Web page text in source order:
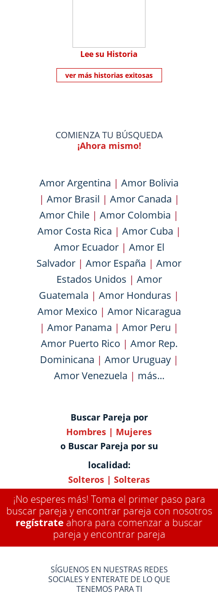
Lee su Historia
ver más historias exitosas
COMIENZA TU BÚSQUEDA
¡Ahora mismo!
Amor Argentina | Amor Bolivia
| Amor Brasil | Amor Canada |
Amor Chile | Amor Colombia |
Amor Costa Rica | Amor Cuba |
Amor Ecuador| Amor El
Salvador | Amor España | Amor
Estados Unidos | Amor
Guatemala | Amor Honduras |
Amor Mexico | Amor Nicaragua
| Amor Panama | Amor Peru |
Amor Puerto Rico | Amor Rep.
Dominicana | Amor Uruguay|
Amor Venezuela | más...
Buscar Pareja por
Hombres | Mujeres
o Buscar Pareja por su
localidad:
Solteros | Solteras
¡No esperes más! Toma el primer paso para
buscar pareja y encontrar pareja con nosotros
regístrate ahora para comenzar a buscar
pareja y encontrar pareja
SÍGUENOS EN NUESTRAS REDES
SOCIALES Y ENTERATE DE LO QUE
TENEMOS PARA TI